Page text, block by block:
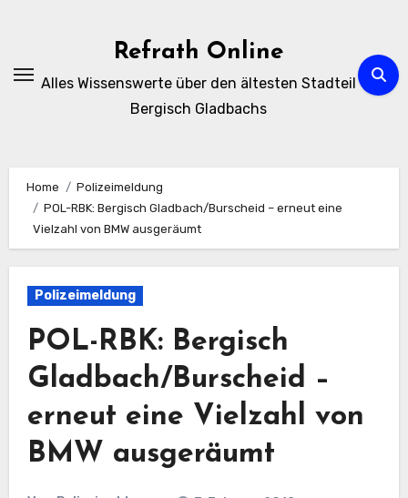
Refrath Online
Alles Wissenswerte über den ältesten Stadteil
Bergisch Gladbachs
Home
Polizeimeldung
POL-RBK: Bergisch Gladbach/Burscheid – erneut eine
Vielzahl von BMW ausgeräumt
Polizeimeldung
POL-RBK: Bergisch
Gladbach/Burscheid –
erneut eine Vielzahl von
BMW ausgeräumt